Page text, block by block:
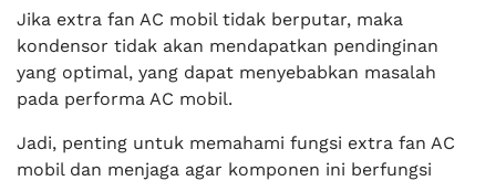
Jika extra fan AC mobil tidak berputar, maka
kondensor tidak akan mendapatkan pendinginan
yang optimal, yang dapat menyebabkan masalah
pada performa AC mobil.
Jadi, penting untuk memahami fungsi extra fan AC
mobil dan menjaga agar komponen ini berfungsi